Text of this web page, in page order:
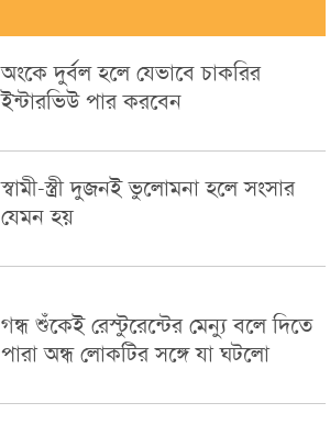
অংকে দুর্বল হলে যেভাবে চাকরির
ইন্টারভিউ পার করবেন
স্বামী-স্ত্রী দুজনই ভুলোমনা হলে সংসার
যেমন হয়
গন্ধ শুঁকেই রেস্টুরেন্টের মেন্যু বলে দিতে
পারা অন্ধ লোকটির সঙ্গে যা ঘটলো